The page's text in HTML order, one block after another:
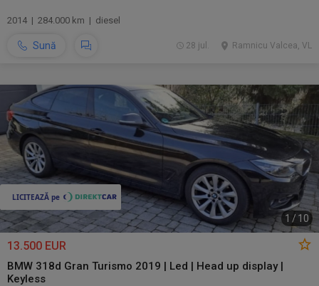
2014 | 284.000 km | diesel
Sună Ramnicu Valcea, VL
28 jul.
1 /10
13.500 EUR
BMW 318d Gran Turismo 2019 | Led | Head up display |
Keyless